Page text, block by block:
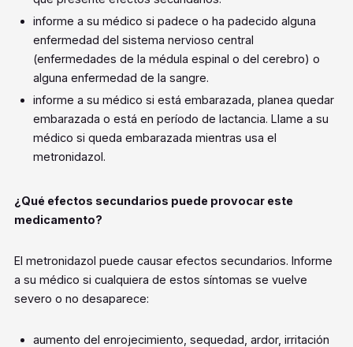
informe a su médico si padece o ha padecido alguna
enfermedad del sistema nervioso central
(enfermedades de la médula espinal o del cerebro) o
alguna enfermedad de la sangre.
informe a su médico si está embarazada, planea quedar
embarazada o está en período de lactancia. Llame a su
médico si queda embarazada mientras usa el
metronidazol.
¿Qué efectos secundarios puede provocar este
medicamento?
El metronidazol puede causar efectos secundarios. Informe
a su médico si cualquiera de estos síntomas se vuelve
severo o no desaparece:
aumento del enrojecimiento, sequedad, ardor, irritación